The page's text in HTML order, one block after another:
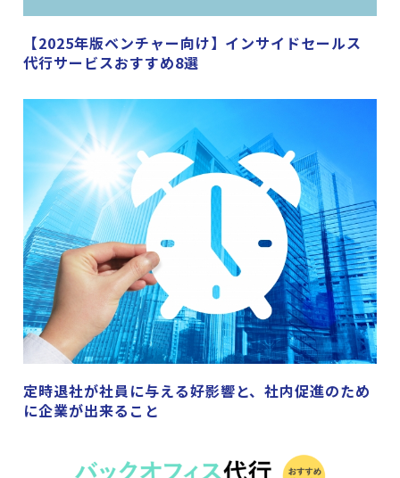
【2025年版ベンチャー向け】インサイドセールス
代行サービスおすすめ8選
定時退社が社員に与える好影響と、社内促進のため
に企業が出来ること